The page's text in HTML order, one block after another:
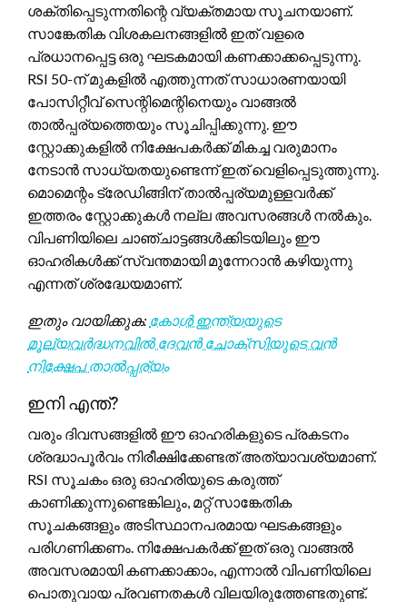
ശക്തിപ്പെടുന്നതിന്റെ വ്യക്തമായ സൂചനയാണ്.
സാങ്കേതിക വിശകലനങ്ങളിൽ ഇത് വളരെ
പ്രധാനപ്പെട്ട ഒരു ഘടകമായി കണക്കാക്കപ്പെടുന്നു.
RSI 50-ന് മുകളിൽ എത്തുന്നത് സാധാരണയായി
പോസിറ്റീവ് സെന്റിമെന്റിനെയും വാങ്ങൽ
താൽപ്പര്യത്തെയും സൂചിപ്പിക്കുന്നു. ഈ
സ്റ്റോക്കുകളിൽ നിക്ഷേപകർക്ക് മികച്ച വരുമാനം
നേടാൻ സാധ്യതയുണ്ടെന്ന് ഇത് വെളിപ്പെടുത്തുന്നു.
മൊമെന്റം ട്രേഡിങ്ങിന് താൽപ്പര്യമുള്ളവർക്ക്
ഇത്തരം സ്റ്റോക്കുകൾ നല്ല അവസരങ്ങൾ നൽകും.
വിപണിയിലെ ചാഞ്ചാട്ടങ്ങൾക്കിടയിലും ഈ
ഓഹരികൾക്ക് സ്വന്തമായി മുന്നേറാൻ കഴിയുന്നു
എന്നത് ശ്രദ്ധേയമാണ്.
ഇതും വായിക്കുക: കോൾ ഇന്ത്യയുടെ
മൂല്യവർദ്ധനവിൽ ദേവൻ ചോക്സിയുടെ വൻ
നിക്ഷേപ താൽപ്പര്യം
ഇനി എന്ത്?
വരും ദിവസങ്ങളിൽ ഈ ഓഹരികളുടെ പ്രകടനം
ശ്രദ്ധാപൂർവം നിരീക്ഷിക്കേണ്ടത് അത്യാവശ്യമാണ്.
RSI സൂചകം ഒരു ഓഹരിയുടെ കരുത്ത്
കാണിക്കുന്നുണ്ടെങ്കിലും, മറ്റ് സാങ്കേതിക
സൂചകങ്ങളും അടിസ്ഥാനപരമായ ഘടകങ്ങളും
പരിഗണിക്കണം. നിക്ഷേപകർക്ക് ഇത് ഒരു വാങ്ങൽ
അവസരമായി കണക്കാക്കാം, എന്നാൽ വിപണിയിലെ
പൊതുവായ പ്രവണതകൾ വിലയിരുത്തേണ്ടതുണ്ട്.